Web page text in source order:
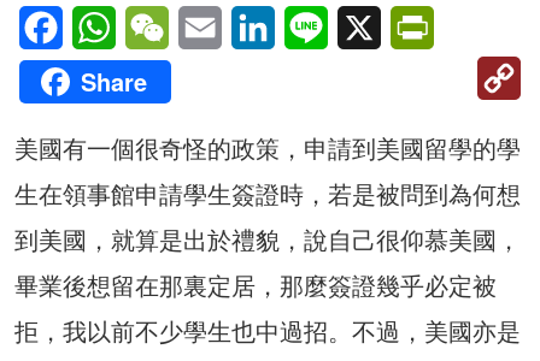
FacebookWhatsAppWeChatEmail LinkedInLine X
Share
美國有一個很奇怪的政策，申請到美國留學的學
生在領事館申請學生簽證時，若是被問到為何想
到美國，就算是出於禮貌，說自己很仰慕美國，
畢業後想留在那裏定居，那麼簽證幾乎必定被
拒，我以前不少學生也中過招。不過，美國亦是